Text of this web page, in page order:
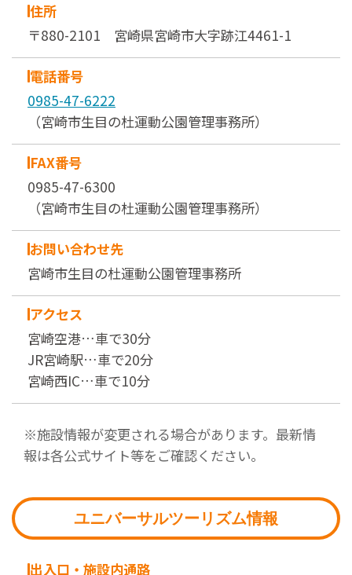
住所
〒880-2101 宮崎県宮崎市大字跡江4461-1
電話番号
0985-47-6222
（宮崎市生目の杜運動公園管理事務所）
FAX番号
0985-47-6300
（宮崎市生目の杜運動公園管理事務所）
お問い合わせ先
宮崎市生目の杜運動公園管理事務所
アクセス
宮崎空港…車で30分
JR宮崎駅…車で20分
宮崎西IC…車で10分
※施設情報が変更される場合があります。最新情
報は各公式サイト等をご確認ください。
ユニバーサルツーリズム情報
出入口・施設内通路